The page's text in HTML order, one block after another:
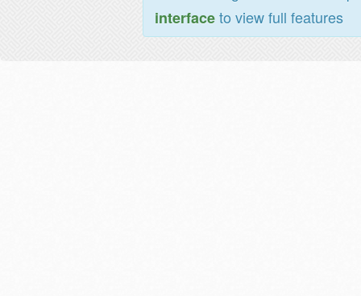
interfaceto view full features